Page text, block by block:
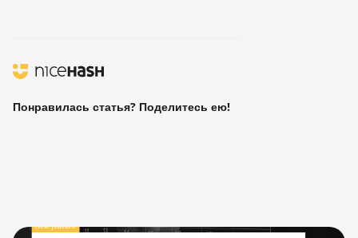
Понравилась статья? Поделитесь ею!